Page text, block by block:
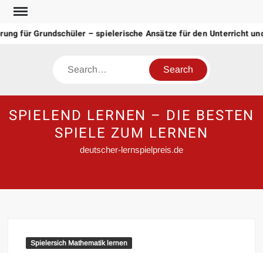
Skip
contentfür Grundschüler – spielerische Ansätze für den Unterricht und
Search
SPIELEND LERNEN – DIE BESTEN
SPIELE ZUM LERNEN
deutscher-lernspielpreis.de
Spielersich Mathematik lernen